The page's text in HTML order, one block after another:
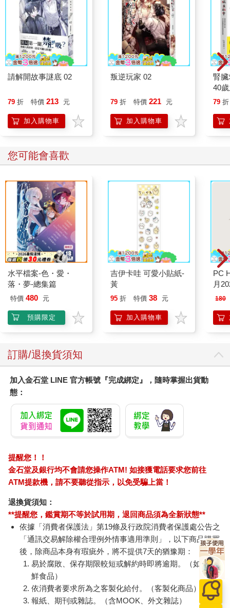
請解開故事謎底 02
79 折 特價 213 元
加入購物車
叛逆玩家 02
79 折 特價 221 元
加入購物車
腎
40
就
79 折
您可能會喜歡
水平檔案-色・愛・
落・夢-總集篇
特價 480 元
預購限定
吉伊卡哇 可愛小貼紙-
黃
95 折 特價 38 元
加入購物車
PC
月
180
訂購/退換貨須知
加入金石堂 LINE 官方帳號『完成綁定』，隨時掌握出貨動
態：
提醒您！！
金石堂及銀行均不會請您操作ATM! 如接獲電話要求您前往
ATM提款機，請不要聽從指示，以免受騙上當！
退換貨須知：
**提醒您，鑑賞期不等於試用期，退回商品須為全新狀態**
依據「消費者保護法」第19條及行政院消費者保護處公告之
「通訊交易解除權合理例外情事適用準則」，以下商品購買
後，除商品本身有瑕疵外，將不提供7天的猶豫期：
易於腐敗、保存期限較短或解約時即將逾期。（如：生
鮮食品）
依消費者要求所為之客製化給付。（客製化商品）
報紙、期刊或雜誌。（含MOOK、外文雜誌）